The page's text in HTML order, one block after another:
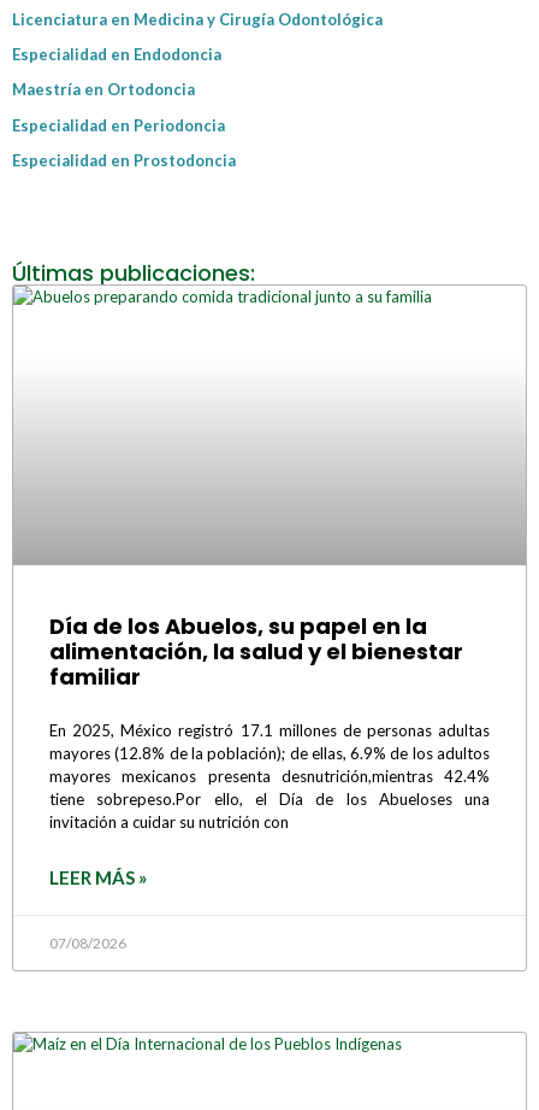
Licenciatura en Medicina y Cirugía Odontológica
Especialidad en Endodoncia
Maestría en Ortodoncia
Especialidad en Periodoncia
Especialidad en Prostodoncia
Últimas publicaciones:
Día de los Abuelos, su papel en la
alimentación, la salud y el bienestar
familiar
En 2025, México registró 17.1 millones de personas adultas
mayores (12.8% de la población); de ellas, 6.9% de los adultos
mayores mexicanos presenta desnutrición,mientras 42.4%
tiene sobrepeso.Por ello, el Día de los Abueloses una
invitación a cuidar su nutrición con
LEER MÁS »
07/08/2026